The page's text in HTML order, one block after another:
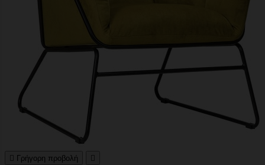
 Γρήγορη προβολή 